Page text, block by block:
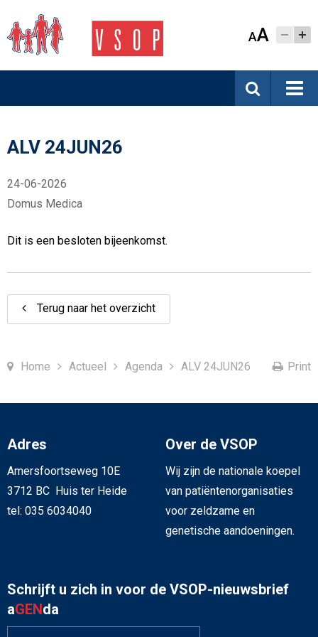
AA
ALV 24JUN26
24-06-2026
Domus Medica
Dit is een besloten bijeenkomst.
Terug naar het overzicht
Home Actueel Agenda ALV 24JUN26 Print
Adres
Amersfoortseweg 10E
3712 BC Huis ter Heide
tel: 035 6034040
Over de VSOP
Wij zijn de nationale koepel
van patiëntenorganisaties
voor zeldzame en
genetische aandoeningen.
Schrijft u zich in voor de VSOP-nieuwsbrief
aGENda